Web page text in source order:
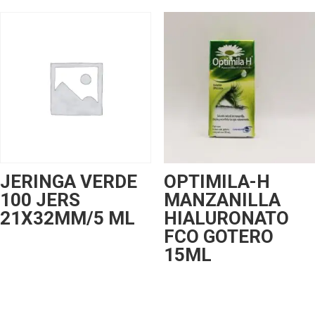
JERINGA VERDE
100 JERS
21X32MM/5 ML
OPTIMILA-H
MANZANILLA
HIALURONATO
FCO GOTERO
15ML